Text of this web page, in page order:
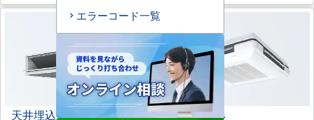
天井埋込ダクト形 天吊自在形
エラーコード一覧